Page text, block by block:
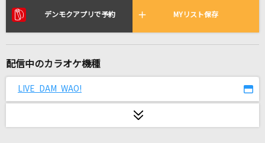
リアルタイムで歌われている曲の一覧
真夏の果実
[生音]僕のこと
デンモクアプリで予約 MYリスト保存
配信中のカラオケ機種
LIVE DAM WAO!